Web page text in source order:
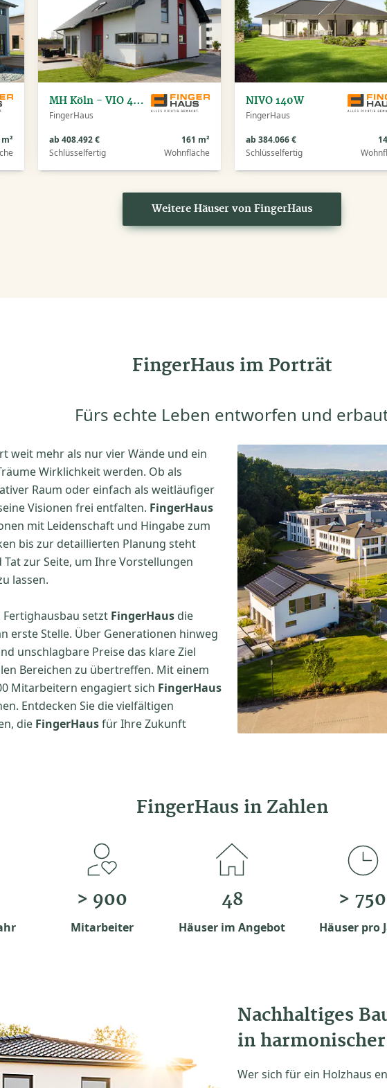
MH Köln - VIO 400
FingerHaus
ab 408.492 €
Schlüsselfertig
161 m²
Wohnfläche
NIVO 140W
FingerHaus
ab 384.066 €
Schlüsselfertig
Weitere Häuser von FingerHaus
FingerHaus im Porträt
Fürs echte Leben entworfen und
weit mehr als nur vier Wände und ein
Wirklichkeit werden. Ob als
Raum oder einfach als weitläufiger
Visionen frei entfalten. FingerHaus
mit Leidenschaft und Hingabe zum
bis zur detaillierten Planung steht
zur Seite, um Ihre Vorstellungen
lassen.
setzt FingerHaus die
erste Stelle. Über Generationen hinweg
unschlagbare Preise das klare Ziel
Bereichen zu übertreffen. Mit einem
Mitarbeitern engagiert sich FingerHaus
Entdecken Sie die vielfältigen
die FingerHausfür Ihre Zukunft
FingerHaus in Zahlen
> 900
Mitarbeiter
48
Häuser im Angebot
> 750
Häuser pro
Nachhaltiges
in harmonischer
Wer sich für ein Holzhaus